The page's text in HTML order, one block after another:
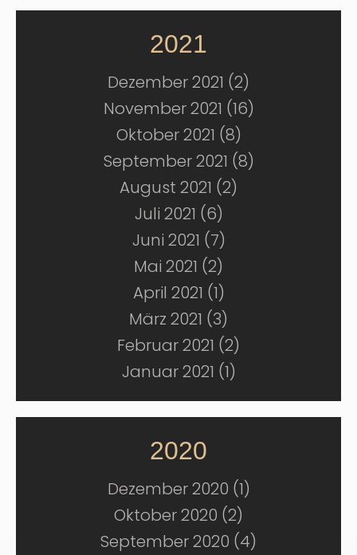
2021
Dezember 2021 (2)
November 2021 (16)
Oktober 2021 (8)
September 2021 (8)
August 2021 (2)
Juli 2021 (6)
Juni 2021 (7)
Mai 2021 (2)
April 2021 (1)
März 2021 (3)
Februar 2021 (2)
Januar 2021 (1)
2020
Dezember 2020 (1)
Oktober 2020 (2)
September 2020 (4)